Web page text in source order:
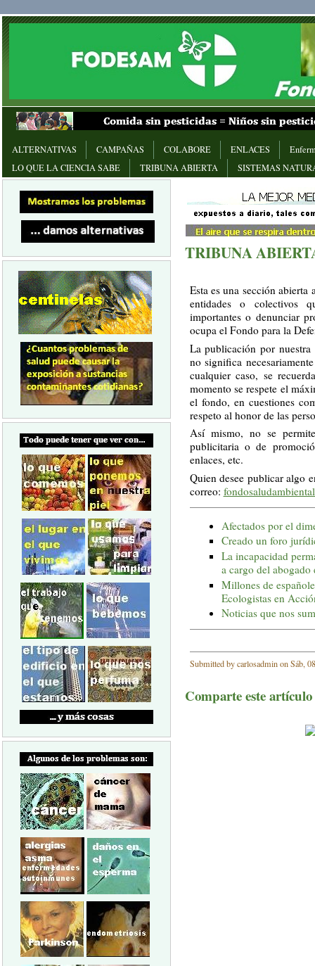
ALTERNATIVAS CAMPAÑAS COLABORE ENLACES
LO QUE LA CIENCIA SABE
TRIBUNA ABIERTA SISTEMAS
TRIBUNA
Esta es una sección abierta
entidades o colectivos
importantes o denunciar
ocupa el Fondo para la
La publicación por
no significa
cualquier caso, se
momento se respete el
el fondo, en cuestiones
respeto al honor de las
Así mismo, no se
publicitaria o de
enlaces, etc.
Quien desee publicar algo
correo:
Afectados por el
Creado un foro
La incapacidad
a cargo del
Millones de
Ecologistas en
Noticias que nos
Submitted by carlosadmin on Sáb,
Comparte este artículo